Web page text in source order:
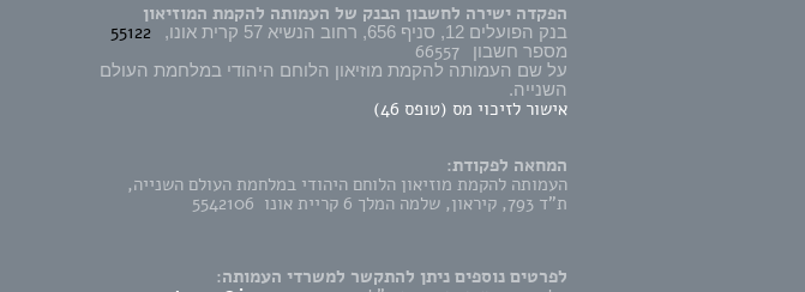
הפקדה ישירה לחשבון הבנק של העמותה להקמת המוזיאון
בנק הפועלים 12, סניף 656, רחוב הנשיא 57 קרית אונו, 55122
מספר חשבון 66557
על שם העמותה להקמת מוזיאון הלוחם היהודי במלחמת העולם
השנייה.
אישור לזיכוי מס (טופס 46)
המחאה לפקודת:
העמותה להקמת מוזיאון הלוחם היהודי במלחמת העולם השנייה,
ת"ד 793, קיראון, שלמה המלך 6 קריית אונו 5542106
לפרטים נוספים ניתן להתקשר למשרדי העמותה: